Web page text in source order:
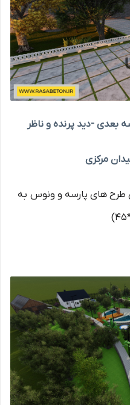
مرکزی
طرح های پارسه و ونوس به